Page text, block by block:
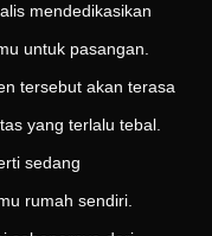
mendedikasikan
untuk pasangan.
tersebut akan terasa
yang terlalu tebal.
sedang
rumah sendiri.